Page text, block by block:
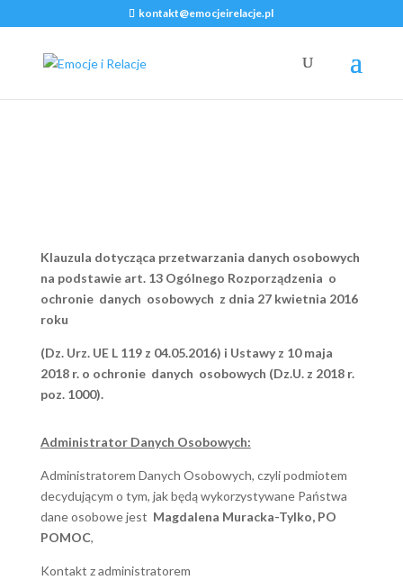
kontakt@emocjeirelacje.pl
Klauzula dotycząca przetwarzania danych osobowych
na podstawie art. 13 Ogólnego Rozporządzenia o
ochronie danych osobowych z dnia 27 kwietnia 2016
roku
(Dz. Urz. UE L 119 z 04.05.2016) i Ustawy z 10 maja
2018 r. o ochronie danych osobowych (Dz.U. z 2018 r.
poz. 1000).
Administrator Danych Osobowych:
Administratorem Danych Osobowych, czyli podmiotem
decydującym o tym, jak będą wykorzystywane Państwa
dane osobowe jest Magdalena Muracka-Tylko, PO
POMOC,
Kontakt z administratorem